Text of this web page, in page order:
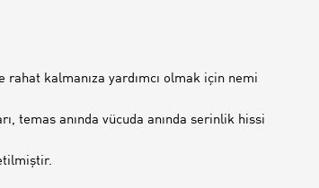
kalmanıza yardımcı olmak için nemi
temas anında vücuda anında serinlik hissi